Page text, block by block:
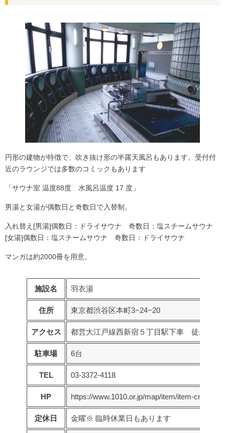
円形の建物が特徴で、吹き抜け形の半露天風呂もあります。受付付
近のラウンジでは多数のコミックもあります
「サウナ室 温度88度 水風呂温度 17 度」
男湯と女湯が偶数日と奇数日で入替制。
入れ替え[男湯]偶数日：ドライサウナ 奇数日：塩スチームサウナ
[女湯]偶数日：塩スチームサウナ 奇数日：ドライサウナ
マンガは約2000冊を用意。
施設名 羽衣湯
住所 東京都渋谷区本町3−24−20
アクセス 都営大江戸線西新宿５丁目駅下車 徒歩4分
駐車場 6台
TEL 03-3372-4118
HP https://www.1010.or.jp/map/item/item-cnt-
定休日 金曜※ 臨時休業日もあります